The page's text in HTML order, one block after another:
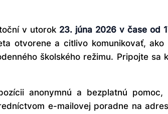
v utorok 23. júna 2026 v čase od
otvorene a citlivo komunikovať,
školského režimu. Pripojte sa
anonymnú a bezplatnú
e-mailovej poradne na